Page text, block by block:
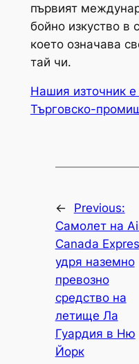
първият
бойно изкуство в
което означава
тай чи.
Нашия източник
Търговско-
←
Previous:
Самолет на
Canada
удря наземно
превозно
средство на
летище Ла
Гуардия в Ню
Йорк